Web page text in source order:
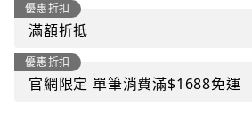
優惠折扣
滿額折抵
優惠折扣
官網限定 單筆消費滿$1688免運